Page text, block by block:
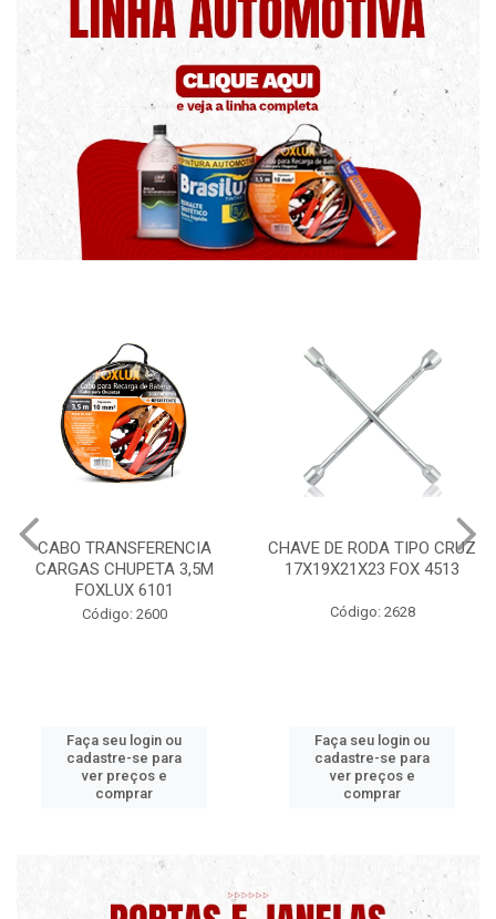
CHAVE DE RODA TIPO CRUZ
17X19X21X23 FOX 4513
Código: 2628
Faça seu login ou
cadastre-se para
ver preços e
comprar
CERA PROFISSIONAL 200G
MAXI RUBBER
Código: 9820 B
Faça seu login ou
cadastre-se para
ver preços e
comprar